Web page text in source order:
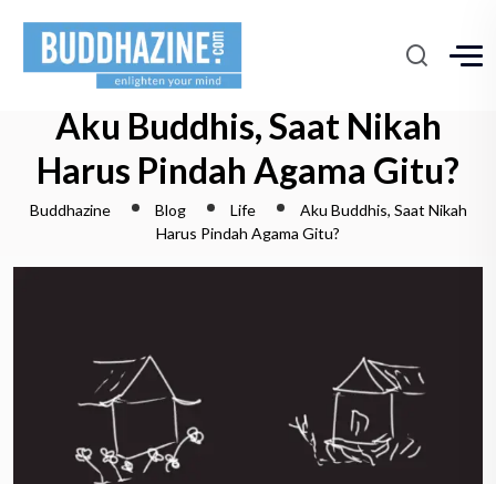
Aku Buddhis, Saat Nikah
Harus Pindah Agama Gitu?
Buddhazine Blog Life
Aku Buddhis, Saat Nikah
Harus Pindah Agama Gitu?